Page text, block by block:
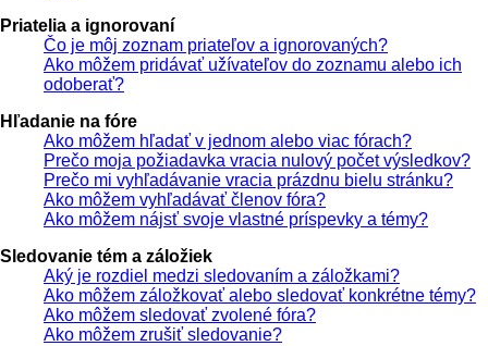
Priatelia a ignorovaní
Čo je môj zoznam priateľov a ignorovaných?
Ako môžem pridávať užívateľov do zoznamu alebo ich
odoberať?
Hľadanie na fóre
Ako môžem hľadať v jednom alebo viac fórach?
Prečo moja požiadavka vracia nulový počet výsledkov?
Prečo mi vyhľadávanie vracia prázdnu bielu stránku?
Ako môžem vyhľadávať členov fóra?
Ako môžem nájsť svoje vlastné príspevky a témy?
Sledovanie tém a záložiek
Aký je rozdiel medzi sledovaním a záložkami?
Ako môžem záložkovať alebo sledovať konkrétne témy?
Ako môžem sledovať zvolené fóra?
Ako môžem zrušiť sledovanie?